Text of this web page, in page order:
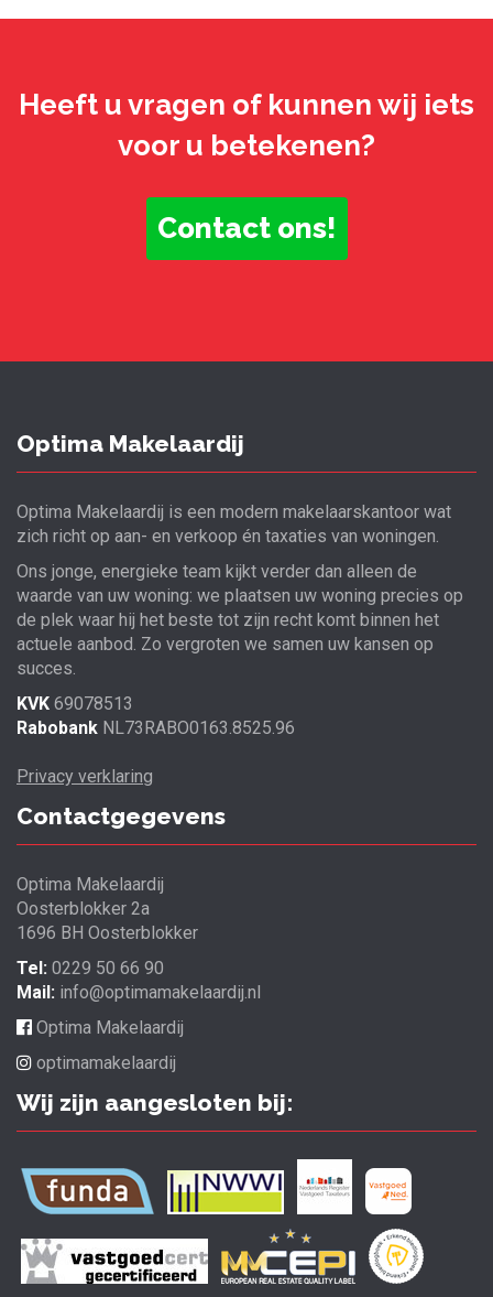
Heeft u vragen of kunnen wij iets
voor u betekenen?
Contact ons!
Optima Makelaardij
Optima Makelaardij is een modern makelaarskantoor wat
zich richt op aan- en verkoop én taxaties van woningen.
Ons jonge, energieke team kijkt verder dan alleen de
waarde van uw woning: we plaatsen uw woning precies op
de plek waar hij het beste tot zijn recht komt binnen het
actuele aanbod. Zo vergroten we samen uw kansen op
succes.
KVK 69078513
Rabobank NL73RABO0163.8525.96
Privacy verklaring
Contactgegevens
Optima Makelaardij
Oosterblokker 2a
1696 BH Oosterblokker
Tel: 0229 50 66 90
Mail: info@optimamakelaardij.nl
Optima Makelaardij
optimamakelaardij
Wij zijn aangesloten bij: